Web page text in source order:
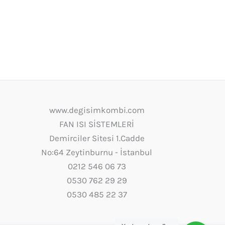
www.degisimkombi.com
FAN ISI SİSTEMLERİ
Demirciler Sitesi 1.Cadde
No:64 Zeytinburnu - İstanbul
0212 546 06 73
0530 762 29 29
0530 485 22 37